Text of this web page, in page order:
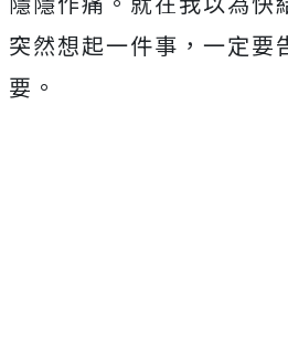
突然想起一件事，一定要
要。